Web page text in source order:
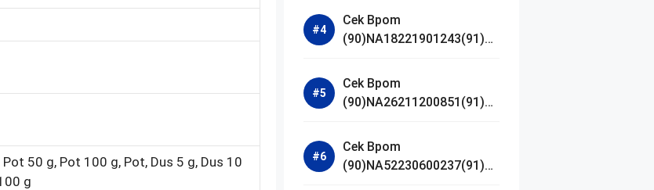
50 g, Pot 100 g, Pot, Dus 5 g, Dus 10
g
Cek Bpom
(90)NA18221901243(91)25
Serum
Cek Bpom
(90)NA26211200851(91)24
Madagascar Centella
Ampoule Foam
Cek Bpom
(90)NA52230600237(91)09